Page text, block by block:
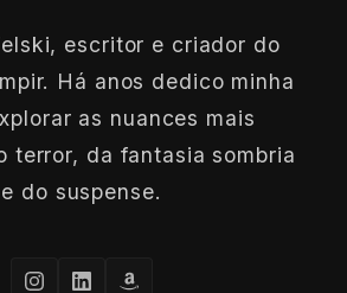
escritor e criador do
Há anos dedico minha
as nuances mais
terror, da fantasia sombria
e do suspense.